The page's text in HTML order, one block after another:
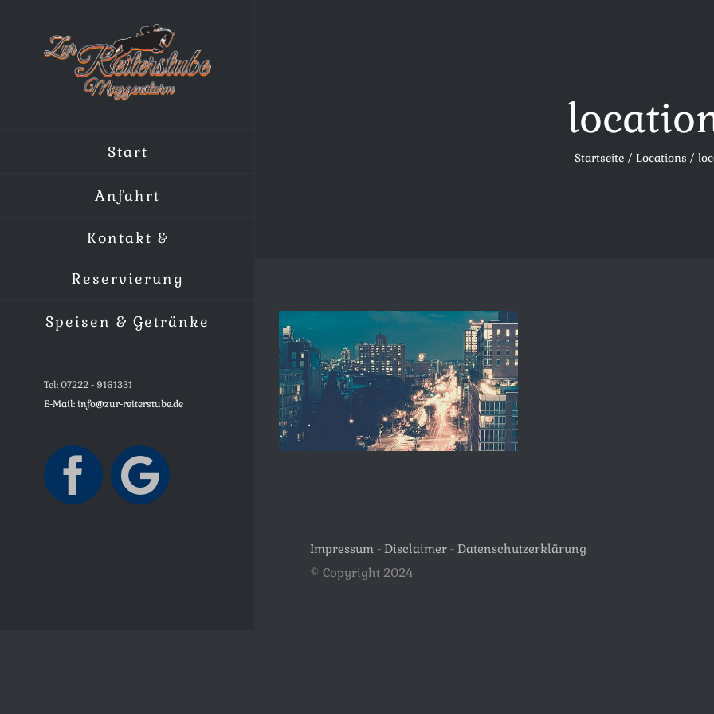
springen
Start
Anfahrt
Kontakt &
Reservierung
Speisen & Getränke
Tel: 07222 - 9161331
E-Mail: info@zur-reiterstube.de
Facebook
Google
Startseite Locations
Impressum- Disclaimer- Datenschutzerklärung
© Copyright 2024